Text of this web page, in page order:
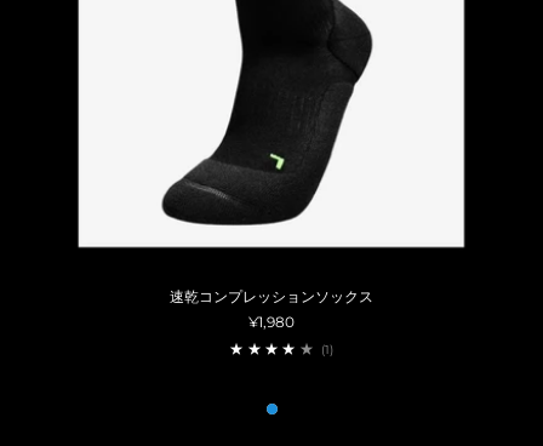
速乾コンプレッションソックス
¥1,980
(1)1